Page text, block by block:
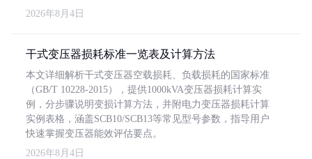
2026年8月4日
干式变压器损耗标准一览表及计算方法
本文详细解析干式变压器空载损耗、负载损耗的国家标准
（GB/T 10228-2015），提供1000kVA变压器损耗计算实
例，分步骤说明变损计算方法，并附电力变压器损耗计算
实例表格，涵盖SCB10/SCB13等常见型号参数，指导用户
快速掌握变压器能效评估要点。
2026年8月4日